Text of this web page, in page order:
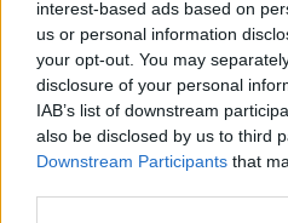
interest-based ads based on
us or personal information
your opt-out. You may
disclosure of your personal
IAB’s list of downstream
also be disclosed by us to third
Downstream Participants that
Jakich praktycznych
wszystkim, którzy w
obejrzeć Perseidy?